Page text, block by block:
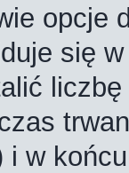
opcje
się
i w